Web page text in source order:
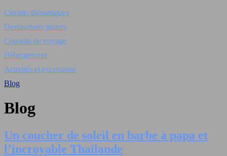
Circuits thématiques
Destinations phares
Conseils de voyage
Hébergement
Activités et excursions
Blog
Blog
Un coucher de soleil en barbe à papa et
l’incroyable Thaïlande